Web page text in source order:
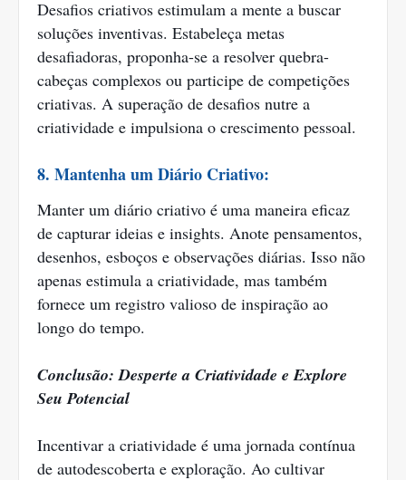
Desafios criativos estimulam a mente a buscar
soluções inventivas. Estabeleça metas
desafiadoras, proponha-se a resolver quebra-
cabeças complexos ou participe de competições
criativas. A superação de desafios nutre a
criatividade e impulsiona o crescimento pessoal.
8. Mantenha um Diário Criativo:
Manter um diário criativo é uma maneira eficaz
de capturar ideias e insights. Anote pensamentos,
desenhos, esboços e observações diárias. Isso não
apenas estimula a criatividade, mas também
fornece um registro valioso de inspiração ao
longo do tempo.
Conclusão: Desperte a Criatividade e Explore
Seu Potencial
Incentivar a criatividade é uma jornada contínua
de autodescoberta e exploração. Ao cultivar